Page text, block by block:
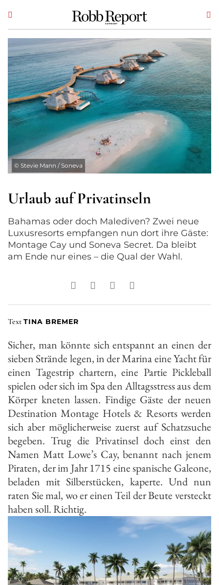
© Stevie Mann / Soneva
Urlaub auf Privatinseln
Bahamas oder doch Malediven? Zwei neue
Luxusresorts empfangen nun dort ihre Gäste:
Montage Cay und Soneva Secret. Da bleibt
am Ende nur eines – die Qual der Wahl.
Text TINA BREMER
Sicher, man könnte sich entspannt an einen der
sieben Strände legen, in der Marina eine Yacht für
einen Tagestrip chartern, eine Partie Pickleball
spielen oder sich im Spa den Alltagsstress aus dem
Körper kneten lassen. Findige Gäste der neuen
Destination Montage Hotels & Resorts werden
sich aber möglicherweise zuerst auf Schatzsuche
begeben. Trug die Privatinsel doch einst den
Namen Matt Lowe’s Cay, benannt nach jenem
Piraten, der im Jahr 1715 eine spanische Galeone,
beladen mit Silberstücken, kaperte. Und nun
raten Sie mal, wo er einen Teil der Beute versteckt
haben soll. Richtig.